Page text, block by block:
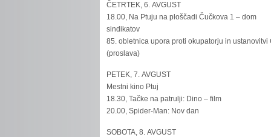
ČETRTEK, 6. AVGUST
18.00, Na Ptuju na ploščadi Čučkova 1 – dom
sindikatov
85. obletnica upora proti okupatorju in ustanovitvi
(proslava)
PETEK, 7. AVGUST
Mestni kino Ptuj
18.30, Tačke na patrulji: Dino – film
20.00, Spider-Man: Nov dan
SOBOTA, 8. AVGUST